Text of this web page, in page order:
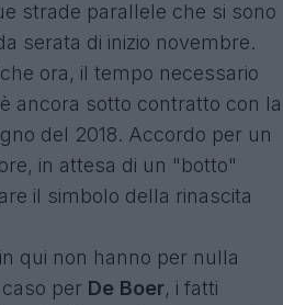
strade parallele che si sono
serata di inizio novembre.
ora, il tempo necessario
ancora sotto contratto con la
del 2018. Accordo per un
in attesa di un "botto"
il simbolo della rinascita
qui non hanno per nulla
per De Boer, i fatti